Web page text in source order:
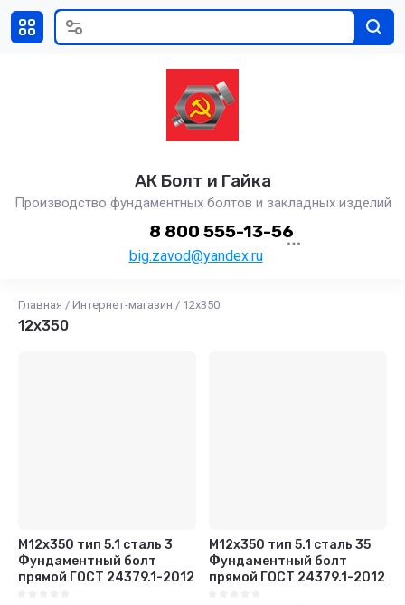
АК Болт и Гайка
Производство фундаментных болтов и закладных изделий
big.zavod@yandex.ru
8 800 555-13-56
Главная / Интернет-магазин / 12х350
12х350
М12x350 тип 5.1 сталь 3
Фундаментный болт
прямой ГОСТ 24379.1-2012
М12x350 тип 5.1 сталь 35
Фундаментный болт
прямой ГОСТ 24379.1-2012